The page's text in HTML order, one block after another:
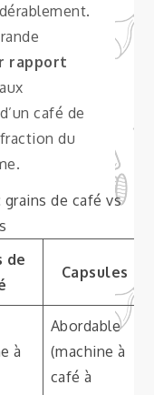
rapport
café de
du
de café vs
de
Capsules
à
Abordable
(machine à
café à